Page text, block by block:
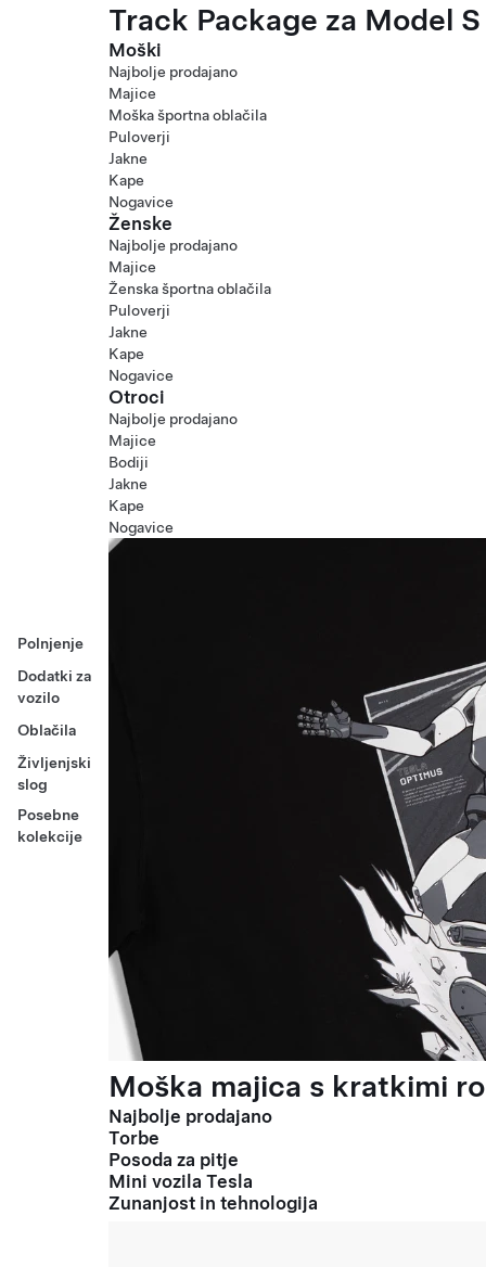
Polnjenje
Dodatki za
vozilo
Oblačila
Življenjski
slog
Posebne
kolekcije
Track Package za Model
Moški
Najbolje prodajano
Majice
Moška športna oblačila
Puloverji
Jakne
Kape
Nogavice
Ženske
Najbolje prodajano
Majice
Ženska športna oblačila
Puloverji
Jakne
Kape
Nogavice
Otroci
Najbolje prodajano
Majice
Bodiji
Jakne
Kape
Nogavice
Moška majica s kratkimi
Najbolje prodajano
Torbe
Posoda za pitje
Mini vozila Tesla
Zunanjost in tehnologija